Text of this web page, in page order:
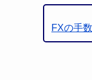
FXの手